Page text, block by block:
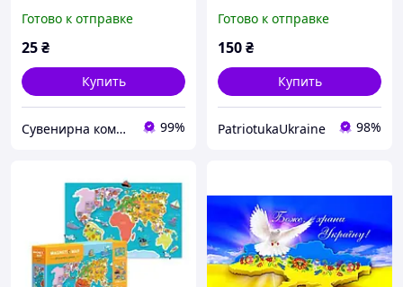
карта Украины, калина и
золотое поле №ЗВУ_545
Готово к отправке
25₴
Купить
Сувенирна компанія "Козаки Удачі" 99%
Ukraine, ручная работа,
желто-голубой сувенир из
Готово к отправке
150₴
Купить
PatriotukaUkraine 98%